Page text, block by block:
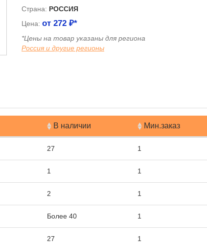
Страна: РОССИЯ
Цена: от 272 ₽*
*Цены на товар указаны для региона
Россия и другие регионы
В наличии Мин.заказ
27 1
1 1
2 1
Более 40 1
27 1